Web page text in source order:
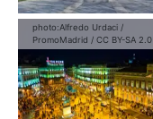
photo:Alfredo Urdaci /
PromoMadrid / CC BY-SA 2.0